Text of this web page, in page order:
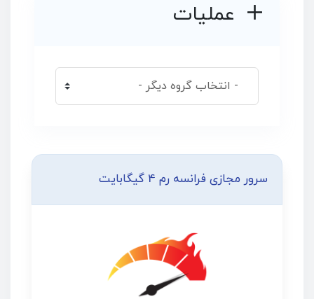
عملیات
سرور مجازی فرانسه رم 4 گیگابایت